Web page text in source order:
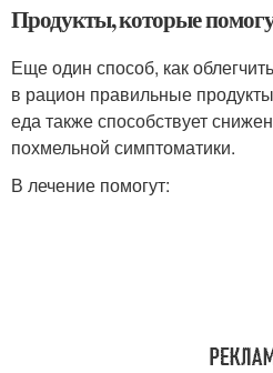
Продукты, которые
Еще один способ, как
в рацион правильные
еда также способствует
похмельной симптоматики.
В лечение помогут: